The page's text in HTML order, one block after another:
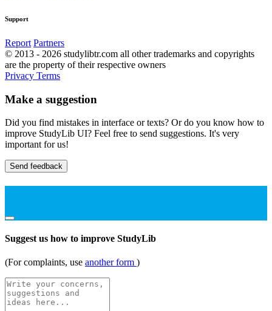
Support
Report Partners
© 2013 - 2026 studylibtr.com all other trademarks and copyrights
are the property of their respective owners
Privacy Terms
Make a suggestion
Did you find mistakes in interface or texts? Or do you know how to
improve StudyLib UI? Feel free to send suggestions. It's very
important for us!
Send feedback
Suggest us how to improve StudyLib
(For complaints, use another form )